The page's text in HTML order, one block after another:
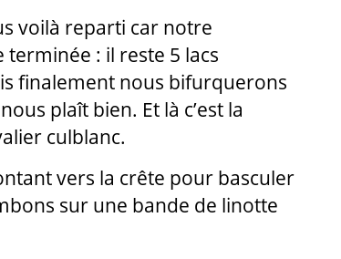
voilà reparti car notre
: il reste 5 lacs
finalement nous bifurquerons
plaît bien. Et là c’est la
culblanc.
vers la crête pour basculer
sur une bande de linotte